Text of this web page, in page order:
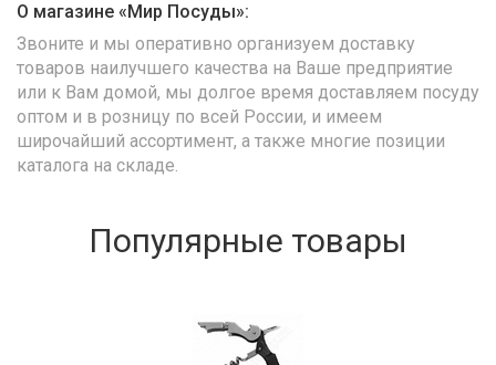
О магазине «Мир Посуды»:
Звоните и мы оперативно организуем доставку
товаров наилучшего качества на Ваше предприятие
или к Вам домой, мы долгое время доставляем посуду
оптом и в розницу по всей России, и имеем
широчайший ассортимент, а также многие позиции
каталога на складе.
Популярные товары